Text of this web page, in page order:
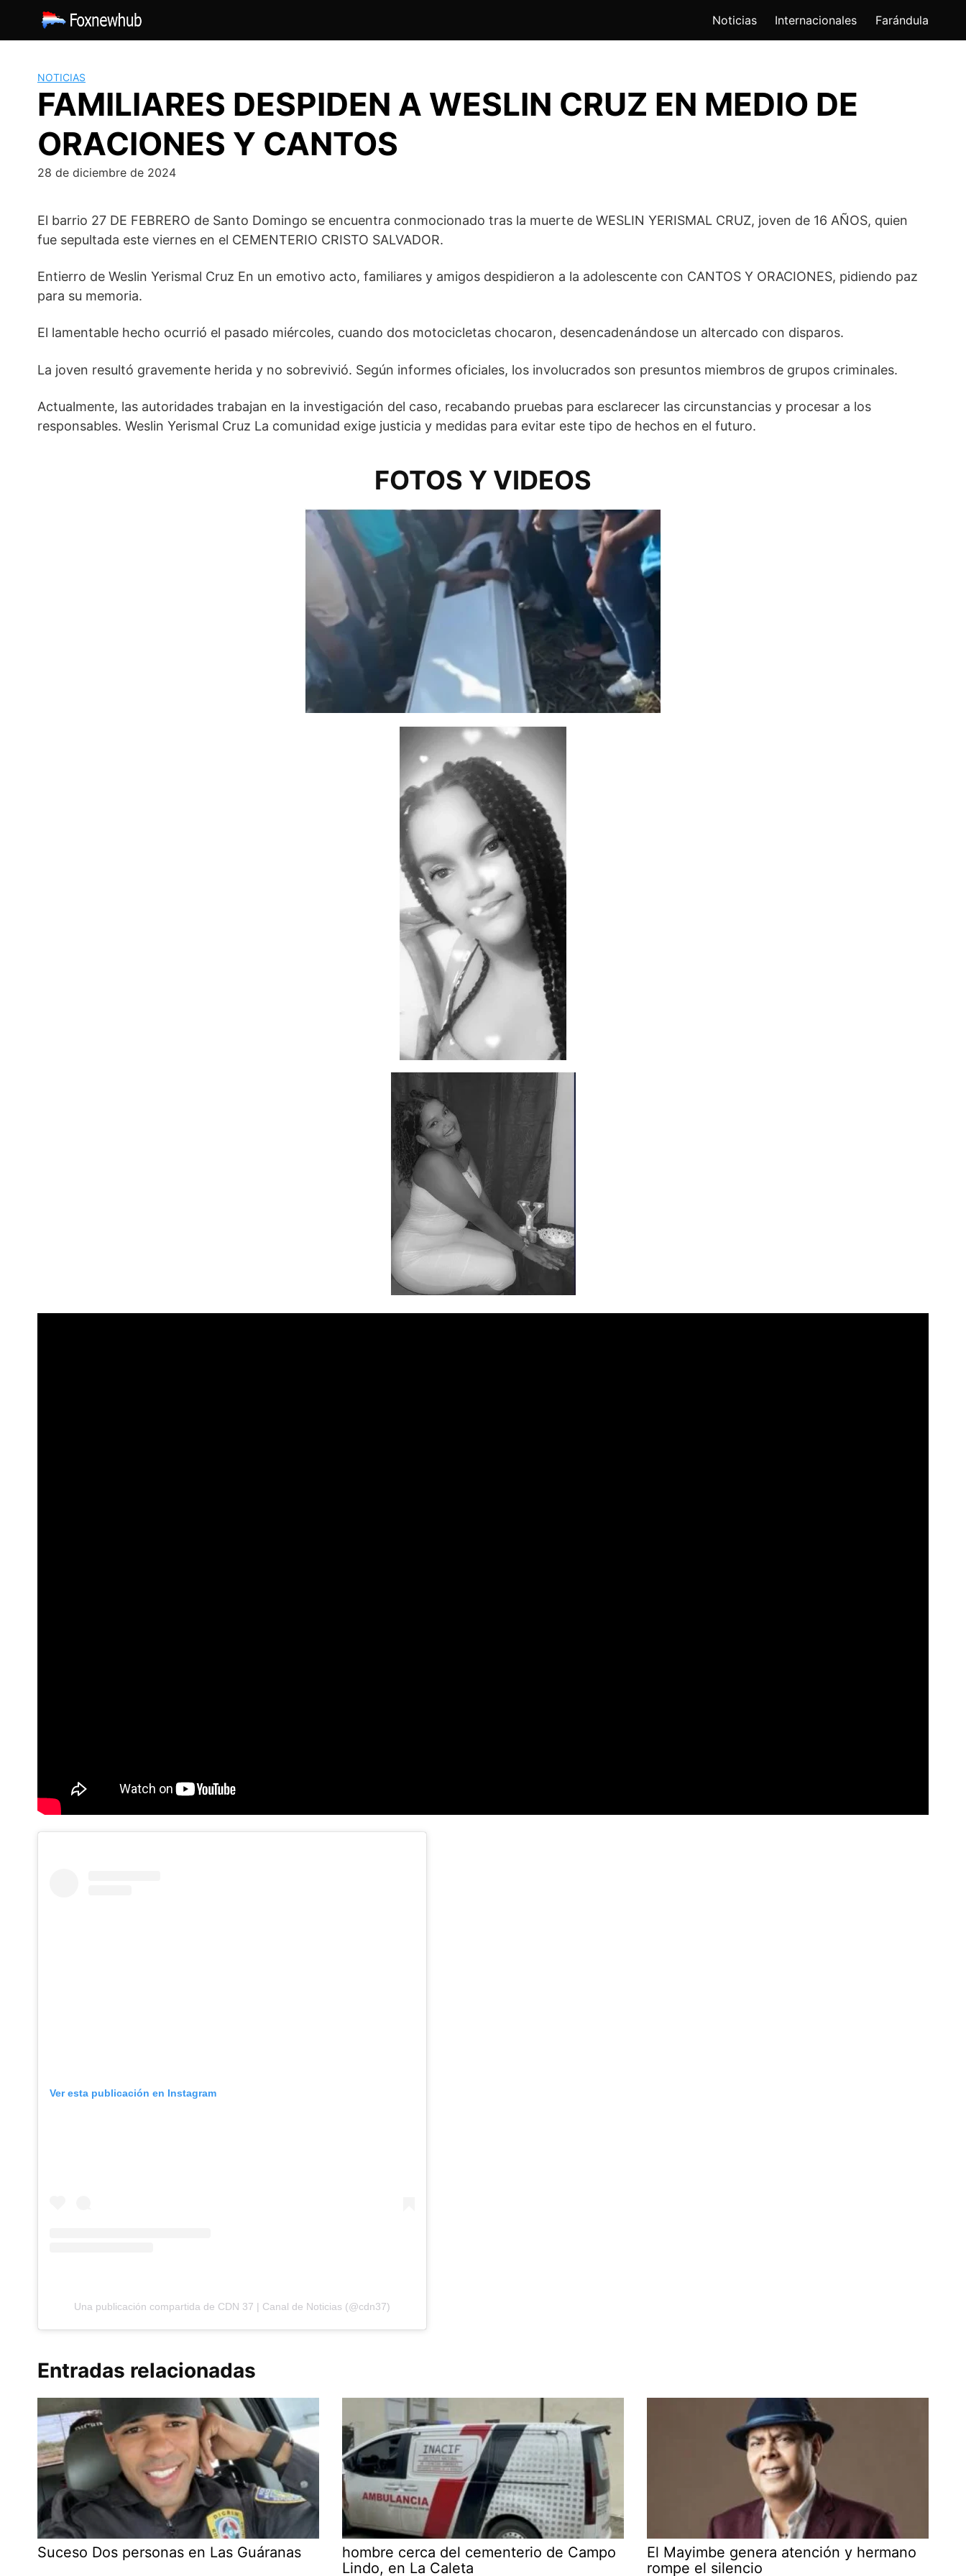
contenido
Noticias Internacionales Farándula
NOTICIAS
FAMILIARES DESPIDEN A WESLIN CRUZ EN MEDIO DE
ORACIONES Y CANTOS
28 de diciembre de 2024
El barrio 27 DE FEBRERO de Santo Domingo se encuentra conmocionado tras la muerte de WESLIN YERISMAL CRUZ, joven de 16 AÑOS, quien
fue sepultada este viernes en el CEMENTERIO CRISTO SALVADOR.
Entierro de Weslin Yerismal Cruz En un emotivo acto, familiares y amigos despidieron a la adolescente con CANTOS Y ORACIONES, pidiendo paz
para su memoria.
El lamentable hecho ocurrió el pasado miércoles, cuando dos motocicletas chocaron, desencadenándose un altercado con disparos.
La joven resultó gravemente herida y no sobrevivió. Según informes oficiales, los involucrados son presuntos miembros de grupos criminales.
Actualmente, las autoridades trabajan en la investigación del caso, recabando pruebas para esclarecer las circunstancias y procesar a los
responsables. Weslin Yerismal Cruz La comunidad exige justicia y medidas para evitar este tipo de hechos en el futuro.
FOTOS Y VIDEOS
Ver esta publicación en Instagram
Una publicación compartida de CDN 37 | Canal de Noticias (@cdn37)
Entradas relacionadas
Suceso Dos personas en Las Guáranas
hombre cerca del cementerio de Campo
Lindo, en La Caleta
El Mayimbe genera atención y hermano
rompe el silencio